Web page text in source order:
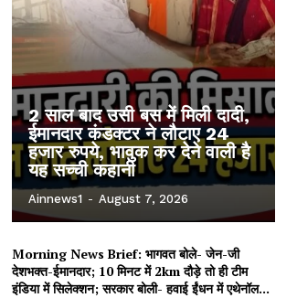
2 साल बाद उसी बस में मिली दादी,
ईमानदार कंडक्टर ने लौटाए 24
हजार रुपये, भावुक कर देने वाली है
यह सच्ची कहानी
Ainnews1 - August 7, 2026
Morning News Brief: भागवत बोले- जेन-जी
देशभक्त-ईमानदार; 10 मिनट में 2km दौड़े तो ही टीम
इंडिया में सिलेक्शन; सरकार बोली- हवाई ईंधन में एथेनॉल...